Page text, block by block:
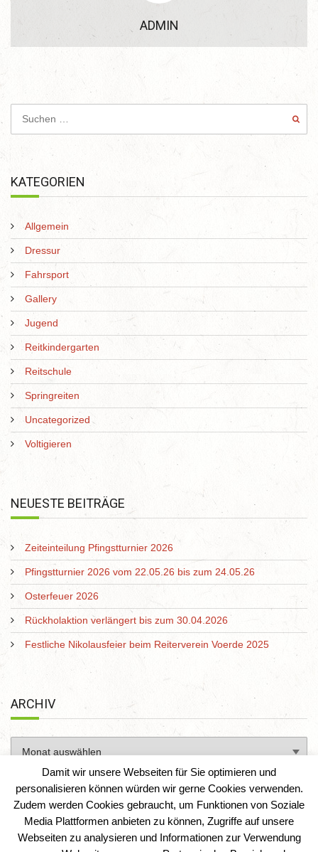
ADMIN
KATEGORIEN
Allgemein
Dressur
Fahrsport
Gallery
Jugend
Reitkindergarten
Reitschule
Springreiten
Uncategorized
Voltigieren
NEUESTE BEITRÄGE
Zeiteinteilung Pfingstturnier 2026
Pfingstturnier 2026 vom 22.05.26 bis zum 24.05.26
Osterfeuer 2026
Rückholaktion verlängert bis zum 30.04.2026
Festliche Nikolausfeier beim Reiterverein Voerde 2025
ARCHIV
Damit wir unsere Webseiten für Sie optimieren und
personalisieren können würden wir gerne Cookies verwenden.
Zudem werden Cookies gebraucht, um Funktionen von Soziale
Media Plattformen anbieten zu können, Zugriffe auf unsere
Webseiten zu analysieren und Informationen zur Verwendung